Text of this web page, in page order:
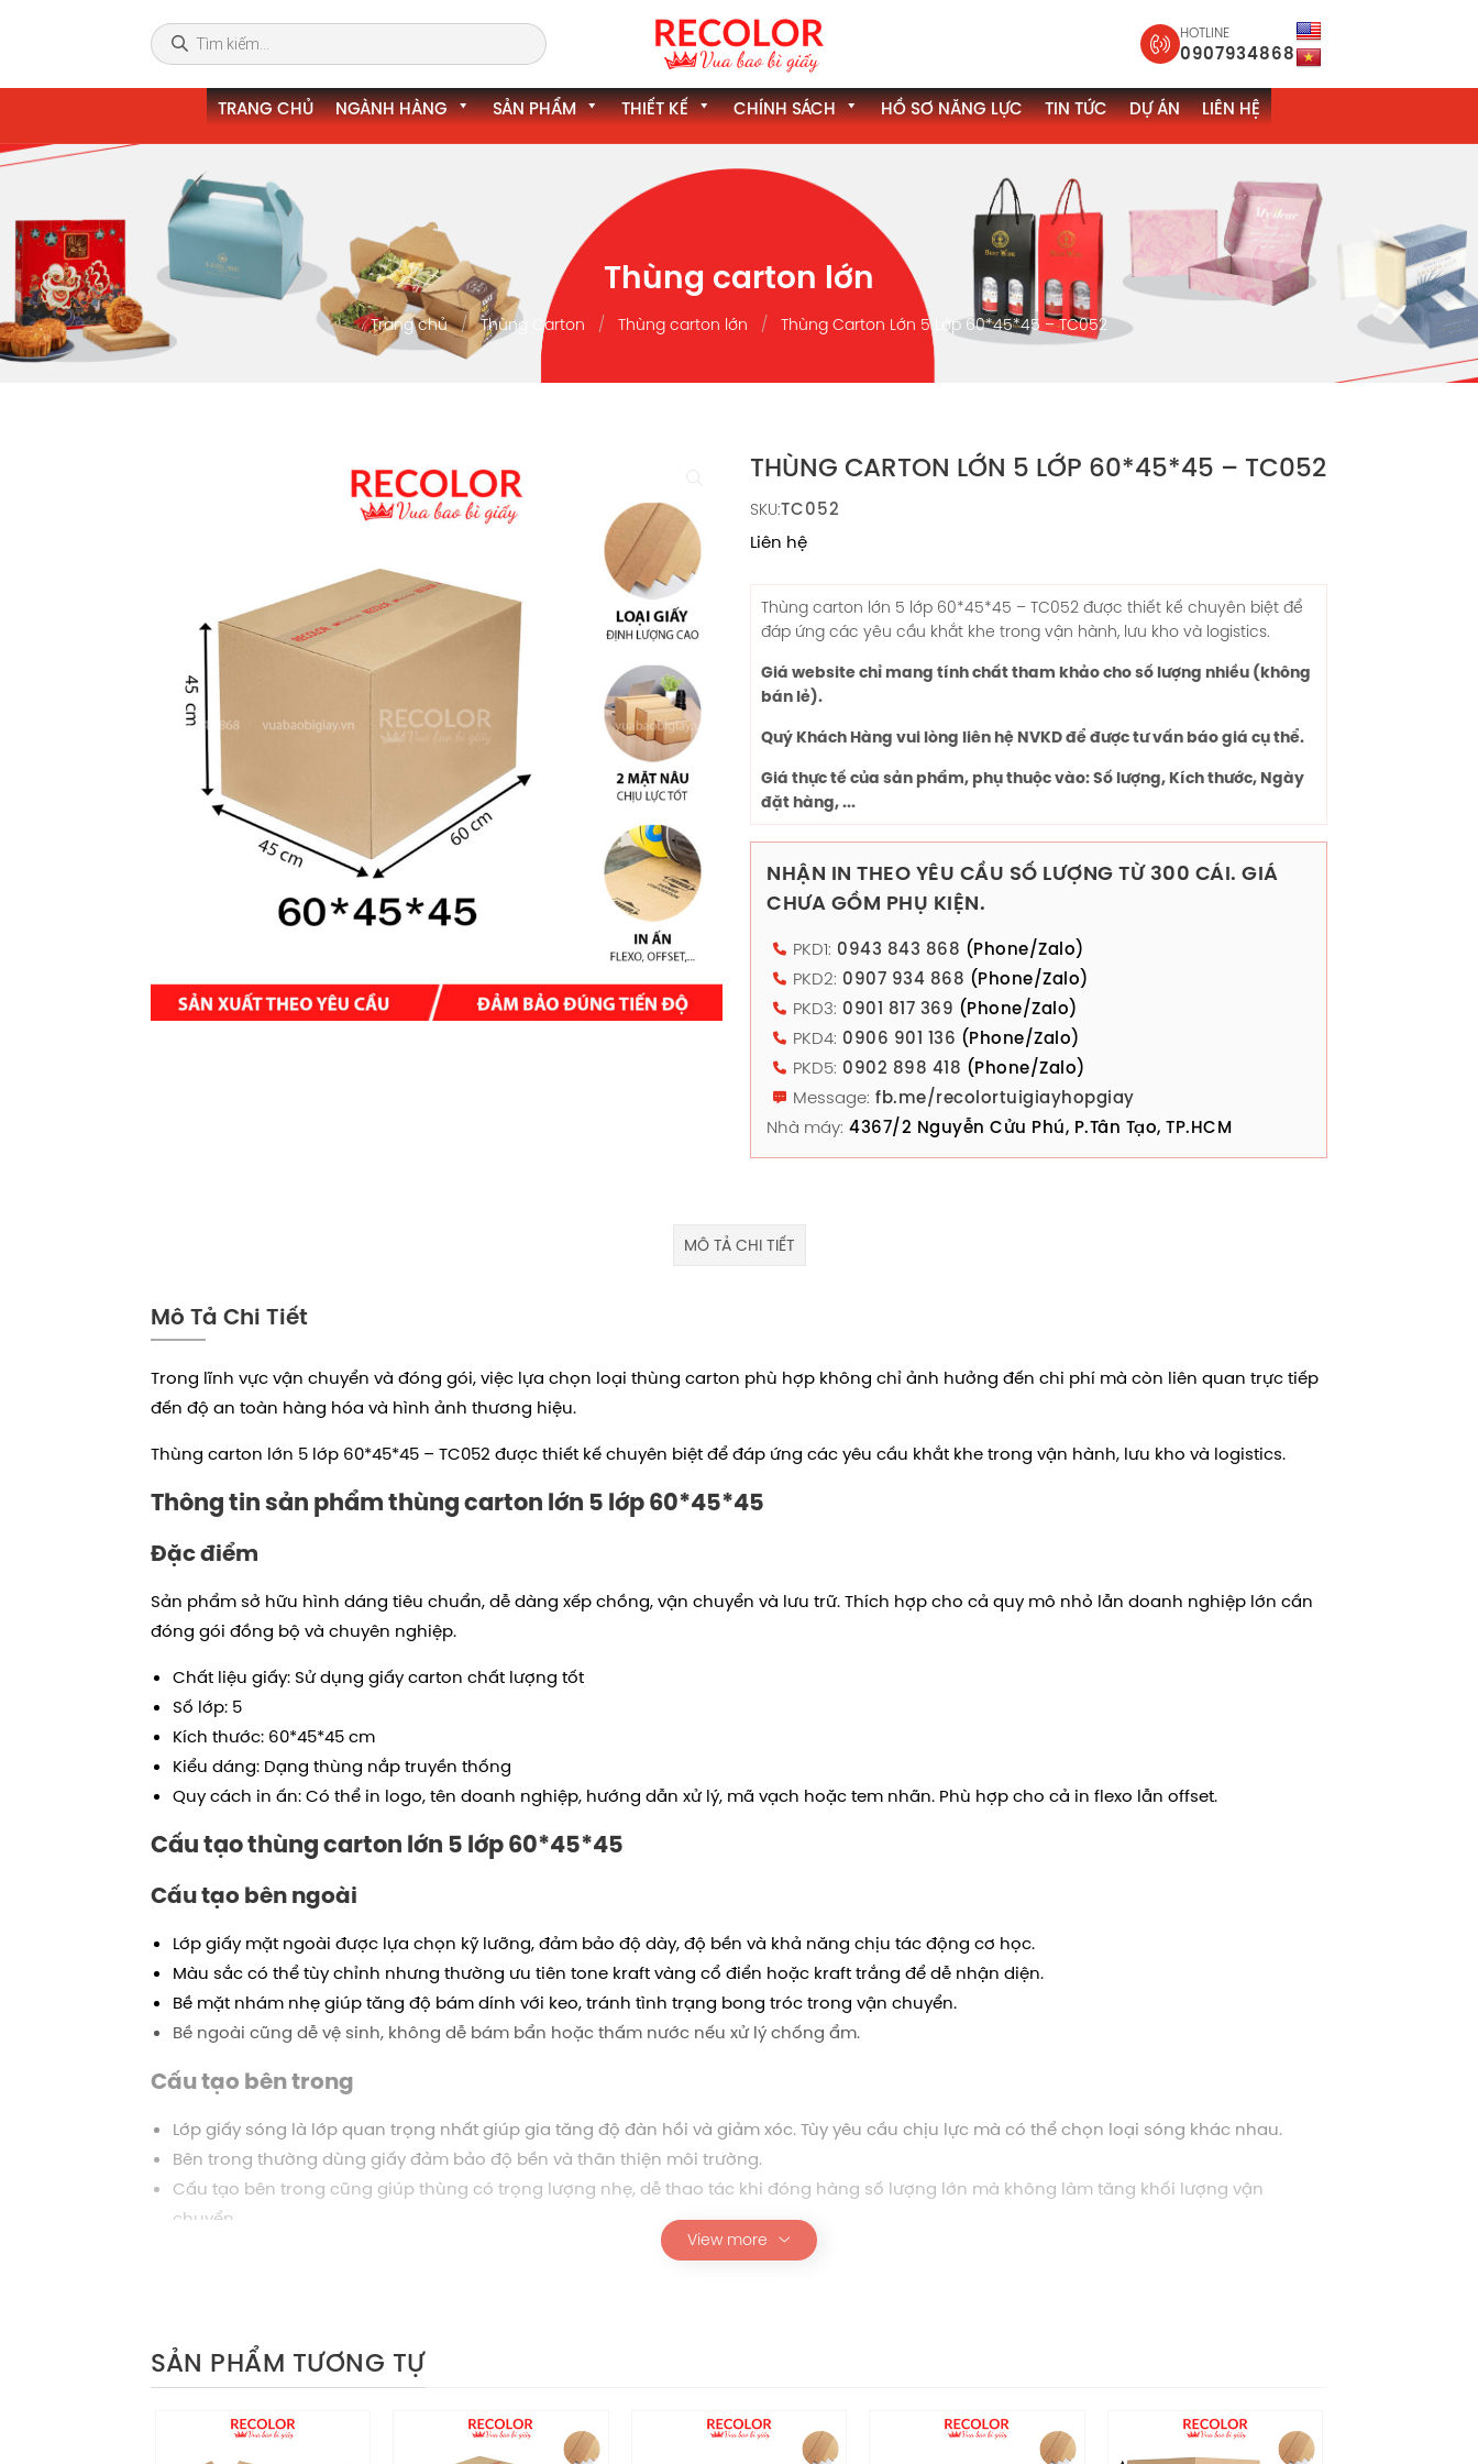
HOTLINE
0907934868
TRANG CHỦ NGÀNH HÀNG SẢN PHẨM THIẾT KẾ CHÍNH SÁCH HỒ SƠ NĂNG LỰC TIN TỨC DỰ ÁN LIÊN HỆ
Thùng carton lớn
Trang chủ Thùng Carton Thùng carton lớn Thùng Carton Lớn 5 Lớp 60*45*45 – TC052
THÙNG CARTON LỚN 5 LỚP 60*45*45 – TC052
SKU:TC052
Liên hệ
Thùng carton lớn 5 lớp 60*45*45 – TC052 được thiết kế chuyên biệt để
đáp ứng các yêu cầu khắt khe trong vận hành, lưu kho và logistics.
Giá website chỉ mang tính chất tham khảo cho số lượng nhiều (không
bán lẻ).
Quý Khách Hàng vui lòng liên hệ NVKD để được tư vấn báo giá cụ thể.
Giá thực tế của sản phẩm, phụ thuộc vào: Số lượng, Kích thước, Ngày
đặt hàng, ...
NHẬN IN THEO YÊU CẦU SỐ LƯỢNG TỪ 300 CÁI. GIÁ
CHƯA GỒM PHỤ KIỆN.
PKD1: 0943 843 868 (Phone/Zalo)
PKD2: 0907 934 868 (Phone/Zalo)
PKD3: 0901 817 369 (Phone/Zalo)
PKD4: 0906 901 136 (Phone/Zalo)
PKD5: 0902 898 418 (Phone/Zalo)
Message: fb.me/recolortuigiayhopgiay
Nhà máy: 4367/2 Nguyễn Cửu Phú, P.Tân Tạo, TP.HCM
MÔ TẢ CHI TIẾT
Mô Tả Chi Tiết
Trong lĩnh vực vận chuyển và đóng gói, việc lựa chọn loại thùng carton phù hợp không chỉ ảnh hưởng đến chi phí mà còn liên quan trực tiếp
đến độ an toàn hàng hóa và hình ảnh thương hiệu.
Thùng carton lớn 5 lớp 60*45*45 – TC052 được thiết kế chuyên biệt để đáp ứng các yêu cầu khắt khe trong vận hành, lưu kho và logistics.
Thông tin sản phẩm thùng carton lớn 5 lớp60*45*45
Đặc điểm
Sản phẩm sở hữu hình dáng tiêu chuẩn, dễ dàng xếp chồng, vận chuyển và lưu trữ. Thích hợp cho cả quy mô nhỏ lẫn doanh nghiệp lớn cần
đóng gói đồng bộ và chuyên nghiệp.
Chất liệu giấy: Sử dụng giấy carton chất lượng tốt
Số lớp: 5
Kích thước: 60*45*45cm
Kiểu dáng: Dạng thùng nắp truyền thống
Quy cách in ấn: Có thể in logo, tên doanh nghiệp, hướng dẫn xử lý, mã vạch hoặc tem nhãn. Phù hợp cho cả in flexo lẫn offset.
Cấu tạo thùng carton lớn 5 lớp60*45*45
Cấu tạo bên ngoài
Lớp giấy mặt ngoài được lựa chọn kỹ lưỡng, đảm bảo độ dày, độ bền và khả năng chịu tác động cơ học.
Màu sắc có thể tùy chỉnh nhưng thường ưu tiên tone kraft vàng cổ điển hoặc kraft trắng để dễ nhận diện.
Bề mặt nhám nhẹ giúp tăng độ bám dính với keo, tránh tình trạng bong tróc trong vận chuyển.
Bề ngoài cũng dễ vệ sinh, không dễ bám bẩn hoặc thấm nước nếu xử lý chống ẩm.
Cấu tạo bên trong
Lớp giấy sóng là lớp quan trọng nhất giúp gia tăng độ đàn hồi và giảm xóc. Tùy yêu cầu chịu lực mà có thể chọn loại sóng khác nhau.
Bên trong thường dùng giấy đảm bảo độ bền và thân thiện môi trường.
Cấu tạo bên trong cũng giúp thùng có trọng lượng nhẹ, dễ thao tác khi đóng hàng số lượng lớn mà không làm tăng khối lượng vận
chuyển.
60*45*45
Thùng carton phù hợp để đóng gói đa dạng sản phẩm như đồ nội thất nhỏ, phụ kiện, quà tặng doanh nghiệp, đồ gia dụng, sách vở, quần
áo…
Thiết kế chắc chắn, dễ xếp lớp, dễ dán tem mác, giúp quá trình kiểm kê và phân phối diễn ra nhanh chóng, chính xác.
View more
SẢN PHẨM TƯƠNG TỰ